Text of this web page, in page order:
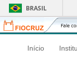
BRASIL
Fiocruz
Fale
com
Início